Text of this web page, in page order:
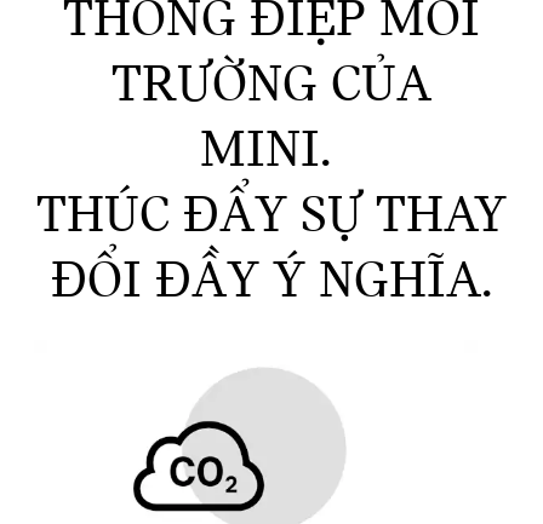
THÔNG ĐIỆP MÔI
TRƯỜNG CỦA
MINI.
THÚC ĐẨY SỰ THAY
ĐỔI ĐẦY Ý NGHĨA.